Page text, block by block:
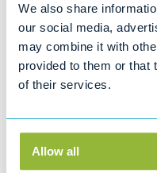
We also share
our social media,
may combine it with
provided to them or that
of their services.
Allow all
Bel: 0800 4545 123
Cap. @20 uur 34
Cap. @5 uur 28